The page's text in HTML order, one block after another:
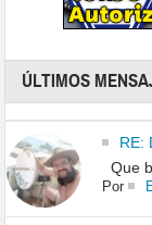
ÚLTIMOS
RE:
Que
Por